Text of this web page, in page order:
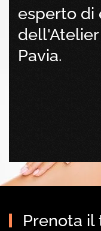
esperto di
Pavia.
Prenota